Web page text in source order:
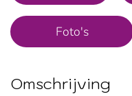
Foto's
Omschrijving